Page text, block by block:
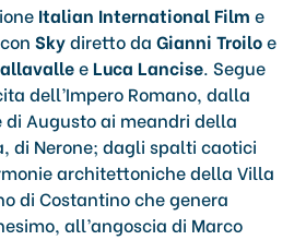
Italian International Film e
con Skydiretto da Gianni Troiloe
eLuca Lancise . Segue
dell’Impero Romano, dalla
Augusto ai meandri della
di Nerone; dagli spalti caotici
architettoniche della Villa
di Costantino che genera
all’angoscia di Marco